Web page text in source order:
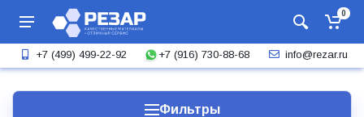
0
+7 (499) 499-22-92 +7 (916) 730-88-68 info@rezar.ru
Фильтры